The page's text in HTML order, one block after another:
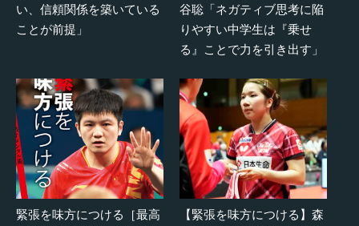
い、信頼関係を築いている
ことが前提」
谷聡「ネガティブ思考に陥
りやすい中学生は『乗せ
る』ことで力を引き出す」
緊張を味方につける［最高
【緊張を味方につける】森